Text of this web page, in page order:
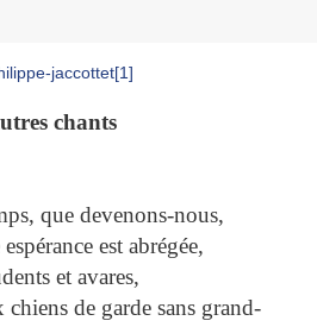
chants
que devenons-nous,
est abrégée,
et avares,
de garde sans grand-